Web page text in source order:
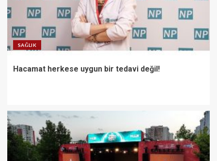
SAĞLIK
Hacamat herkese uygun bir tedavi değil!